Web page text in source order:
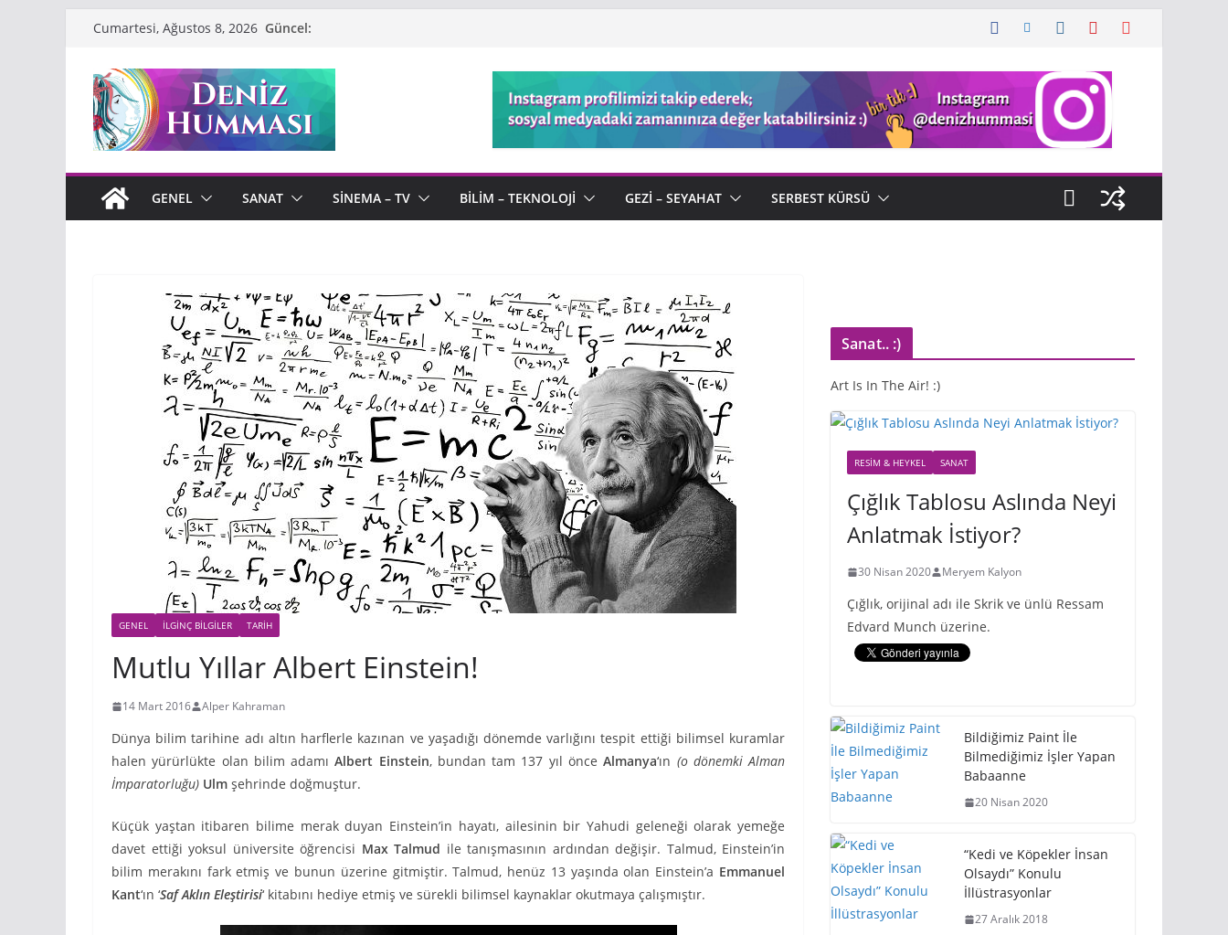
content
Cumartesi, Ağustos 8, 2026 Güncel:
GENEL SANAT SINEMA – TV BILIM – TEKNOLOJI GEZI – SEYAHAT SERBEST KÜRSÜ
GENEL İLGINÇ BILGILER TARIH
Mutlu Yıllar Albert Einstein!
14 Mart 2016 Alper Kahraman
Dünya bilim tarihine adı altın harflerle kazınan ve yaşadığı dönemde varlığını tespit ettiği bilimsel kuramlar
halen yürürlükte olan bilim adamıAlbert Einstein, bundan tam 137 yıl önceAlmanya‘ın (o dönemki Alman
İmparatorluğu) Ulm şehrinde doğmuştur.
Küçük yaştan itibaren bilime merak duyan Einstein’in hayatı, ailesinin bir Yahudi geleneği olarak yemeğe
davet ettiği yoksul üniversite öğrencisi Max Talmud ile tanışmasının ardından değişir. Talmud, Einstein’in
bilim merakını fark etmiş ve bunun üzerine gitmiştir. Talmud, henüz 13 yaşında olan Einstein’a Emmanuel
Kant‘ın ‘Saf Aklın Eleştirisi‘ kitabını hediye etmiş ve sürekli bilimsel kaynaklar okutmaya çalışmıştır.
Sanat.. :)
Art Is In The Air! :)
RESIM & HEYKEL SANAT
Çığlık Tablosu Aslında Neyi
Anlatmak İstiyor?
30 Nisan 2020 Meryem Kalyon
Çığlık, orijinal adı ile Skrik ve ünlü Ressam
Edvard Munch üzerine.
Bildiğimiz Paint İle
Bilmediğimiz İşler Yapan
Babaanne
20 Nisan 2020
“Kedi ve Köpekler İnsan
Olsaydı” Konulu
İllüstrasyonlar
27 Aralık 2018